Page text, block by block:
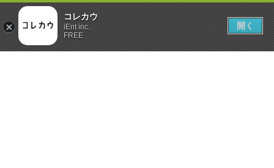
コレカウ
iEnt inc.
FREE
開く